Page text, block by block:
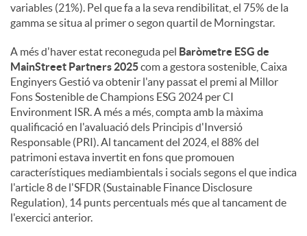
variables (21%). Pel que fa a la seva rendibilitat, el 75% de la
gamma se situa al primer o segon quartil de Morningstar.
A més d'haver estat reconeguda pel Baròmetre ESG de
MainStreet Partners 2025com a gestora sostenible, Caixa
Enginyers Gestió va obtenir l'any passat el premi al Millor
Fons Sostenible de Champions ESG 2024 per CI
Environment ISR. A més a més, compta amb la màxima
qualificació en l'avaluació dels Principis d'Inversió
Responsable (PRI). Al tancament del 2024, el 88% del
patrimoni estava invertit en fons que promouen
característiques mediambientals i socials segons el que indica
l'article 8 de l'SFDR (Sustainable Finance Disclosure
Regulation), 14 punts percentuals més que al tancament de
l'exercici anterior.